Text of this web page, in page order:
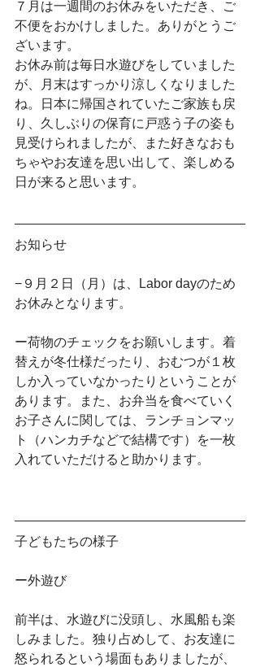
７月は一週間のお休みをいただき、ご
不便をおかけしました。ありがとうご
ざいます。
お休み前は毎日水遊びをしていました
が、月末はすっかり涼しくなりました
ね。日本に帰国されていたご家族も戻
り、久しぶりの保育に戸惑う子の姿も
見受けられましたが、また好きなおも
ちゃやお友達を思い出して、楽しめる
日が来ると思います。
お知らせ
−９月２日（月）は、Labor dayのため
お休みとなります。
ー荷物のチェックをお願いします。着
替えが冬仕様だったり、おむつが１枚
しか入っていなかったりということが
あります。また、お弁当を食べていく
お子さんに関しては、ランチョンマッ
ト（ハンカチなどで結構です）を一枚
入れていただけると助かります。
子どもたちの様子
ー外遊び
前半は、水遊びに没頭し、水風船も楽
しみました。独り占めして、お友達に
怒られるという場面もありましたが、